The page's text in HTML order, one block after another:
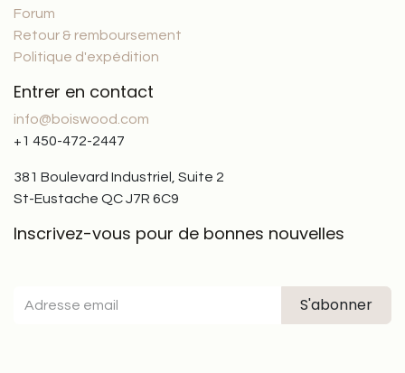
Forum
Retour & remboursement
Politique d'expédition
Entrer en contact
info@boiswood.com
+1 450-472-2447
381 Boulevard Industriel, Suite 2
St-Eustache QC J7R 6C9
Inscrivez-vous pour de bonnes nouvelles
S'abonner